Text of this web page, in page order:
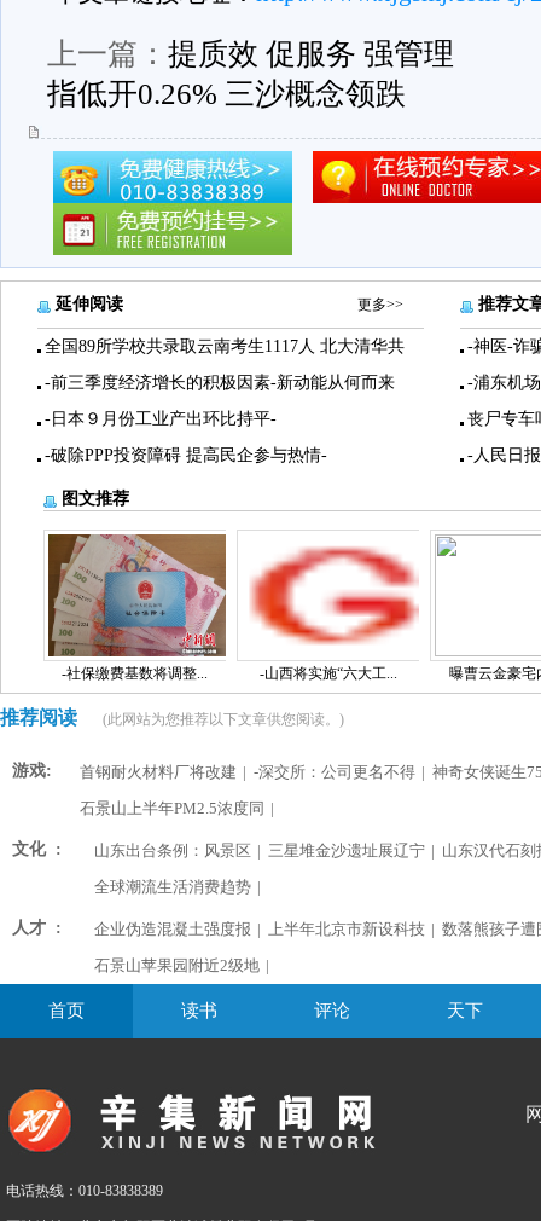
上一篇： 提质效 促服务 强管理
指低开0.26% 三沙概念领跌
延伸阅读 更多>>
全国89所学校共录取云南考生1117人 北大清华共
-前三季度经济增长的积极因素-新动能从何而来
-日本９月份工业产出环比持平-
-破除PPP投资障碍 提高民企参与热情-
推荐文
-神医-诈
-浦东机
丧尸专车
-人民日
图文推荐
-社保缴费基数将调整... -山西将实施“六大工... 曝曹云金豪宅
推荐阅读 (此网站为您推荐以下文章供您阅读。)
游戏: 首钢耐火材料厂将改建 | -深交所：公司更名不得 | 神奇女侠诞生
石景山上半年PM2.5浓度同 |
文化 : 山东出台条例：风景区 | 三星堆金沙遗址展辽宁 | 山东汉代石刻
全球潮流生活消费趋势 |
人才 : 企业伪造混凝土强度报 | 上半年北京市新设科技 | 数落熊孩子遭
石景山苹果园附近2级地 |
首页 读书 评论 天下
电话热线：010-83838389